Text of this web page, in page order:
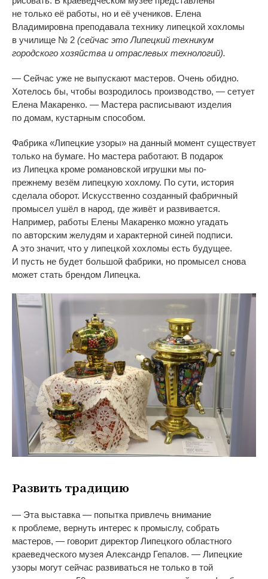
не только её работы, но и её учеников. Елена
Владимировна преподавала технику липецкой хохломы
в училище № 2 (сейчас это Липецкий техникум
городского хозяйства и отраслевых технологий).
— Сейчас уже не выпускают мастеров. Очень обидно.
Хотелось бы, чтобы возродилось производство, — сетует
Елена Макаренко. — Мастера расписывают изделия
по домам, кустарным способом.
Фабрика«Липецкие узоры» на данный момент существует
только на бумаге. Но мастера работают. В подарок
из Липецка кроме романовской игрушки мы по-
прежнему везём липецкую хохлому. По сути, история
сделала оборот. Искусственно созданный фабричный
промысел ушёл в народ, где живёт и развивается.
Например, работы Елены Макаренко можно угадать
по авторским желудям и характерной синей подписи.
А это значит, что у липецкой хохломы есть будущее.
И пусть не будет большой фабрики, но промысел снова
может стать брендом Липецка.
Развить традицию
— Эта выставка — попытка привлечь внимание
к проблеме, вернуть интерес к промыслу, собрать
мастеров, — говорит директор Липецкого областного
краеведческого музея Александр Гепалов. — Липецкие
узоры могут сейчас развиваться не только в той